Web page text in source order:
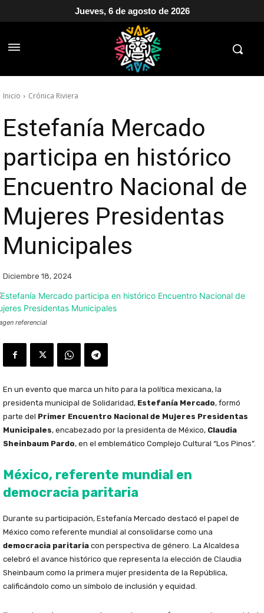
Jueves, 6 de agosto de 2026
Inicio Crónica Riviera
Estefanía Mercado
participa en histórico
Encuentro Nacional de
Mujeres Presidentas
Municipales
Diciembre 18, 2024
referencial
En un evento que marca un hito para la política mexicana, la
presidenta municipal de Solidaridad, Estefanía Mercado, formó
parte del Primer Encuentro Nacional de Mujeres Presidentas
Municipales, encabezado por la presidenta de México, Claudia
Sheinbaum Pardo, en el emblemático Complejo Cultural “Los Pinos”.
México, referente mundial en
democracia paritaria
Durante su participación, Estefanía Mercado destacó el papel de
México como referente mundial al consolidarse como una
democracia paritaria con perspectiva de género. La Alcaldesa
celebró el avance histórico que representa la elección de Claudia
Sheinbaum como la primera mujer presidenta de la República,
calificándolo como un símbolo de inclusión y equidad.